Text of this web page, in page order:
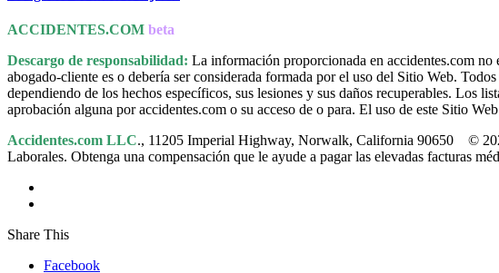
ACCIDENTES.COM beta
Descargo de responsabilidad: La información proporcionada en accidentes.com
abogado-cliente es o debería ser considerada formada por el uso del Sitio Web.
dependiendo de los hechos específicos, sus lesiones y sus daños recuperables. Los
aprobación alguna por accidentes.com o su acceso de o para. El uso de este Sitio
Accidentes.com LLC., 11205 Imperial Highway, Norwalk, California 90650 ©
Laborales. Obtenga una compensación que le ayude a pagar las elevadas facturas
Share This
Facebook